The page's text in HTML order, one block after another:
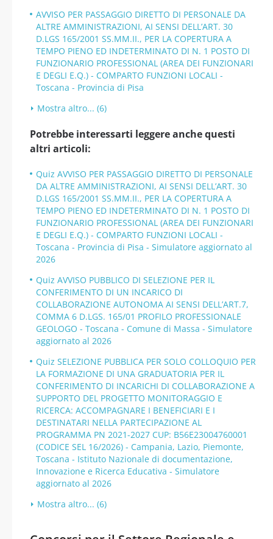
AVVISO PER PASSAGGIO DIRETTO DI PERSONALE DA
ALTRE AMMINISTRAZIONI, AI SENSI DELL’ART. 30
D.LGS 165/2001 SS.MM.II., PER LA COPERTURA A
TEMPO PIENO ED INDETERMINATO DI N. 1 POSTO DI
FUNZIONARIO PROFESSIONAL (AREA DEI FUNZIONARI
E DEGLI E.Q.) - COMPARTO FUNZIONI LOCALI -
Toscana - Provincia di Pisa
Mostra altro... (6)
Potrebbe interessarti leggere anche questi
altri articoli:
Quiz AVVISO PER PASSAGGIO DIRETTO DI PERSONALE
DA ALTRE AMMINISTRAZIONI, AI SENSI DELL’ART. 30
D.LGS 165/2001 SS.MM.II., PER LA COPERTURA A
TEMPO PIENO ED INDETERMINATO DI N. 1 POSTO DI
FUNZIONARIO PROFESSIONAL (AREA DEI FUNZIONARI
E DEGLI E.Q.) - COMPARTO FUNZIONI LOCALI -
Toscana - Provincia di Pisa - Simulatore aggiornato al
2026
Quiz AVVISO PUBBLICO DI SELEZIONE PER IL
CONFERIMENTO DI UN INCARICO DI
COLLABORAZIONE AUTONOMA AI SENSI DELL’ART.7,
COMMA 6 D.LGS. 165/01 PROFILO PROFESSIONALE
GEOLOGO - Toscana - Comune di Massa - Simulatore
aggiornato al 2026
Quiz SELEZIONE PUBBLICA PER SOLO COLLOQUIO PER
LA FORMAZIONE DI UNA GRADUATORIA PER IL
CONFERIMENTO DI INCARICHI DI COLLABORAZIONE A
SUPPORTO DEL PROGETTO MONITORAGGIO E
RICERCA: ACCOMPAGNARE I BENEFICIARI E I
DESTINATARI NELLA PARTECIPAZIONE AL
PROGRAMMA PN 2021-2027 CUP: B56E23004760001
(CODICE SEL 16/2026) - Campania, Lazio, Piemonte,
Toscana - Istituto Nazionale di documentazione,
Innovazione e Ricerca Educativa - Simulatore
aggiornato al 2026
Mostra altro... (6)